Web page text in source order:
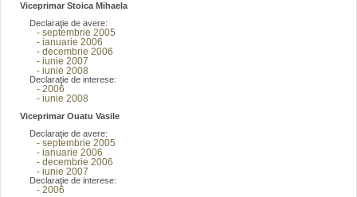
Viceprimar Stoica Mihaela
Declaraţie de avere:
- septembrie 2005
- ianuarie 2006
- decembrie 2006
- iunie 2007
- iunie 2008
Declaraţie de interese:
- 2006
- iunie 2008
Viceprimar Ouatu Vasile
Declaraţie de avere:
- septembrie 2005
- ianuarie 2006
- decembrie 2006
- iunie 2007
Declaraţie de interese:
- 2006